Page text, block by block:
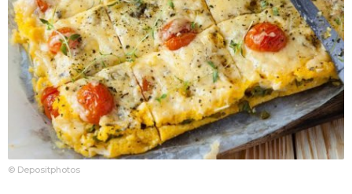
© Depositphotos